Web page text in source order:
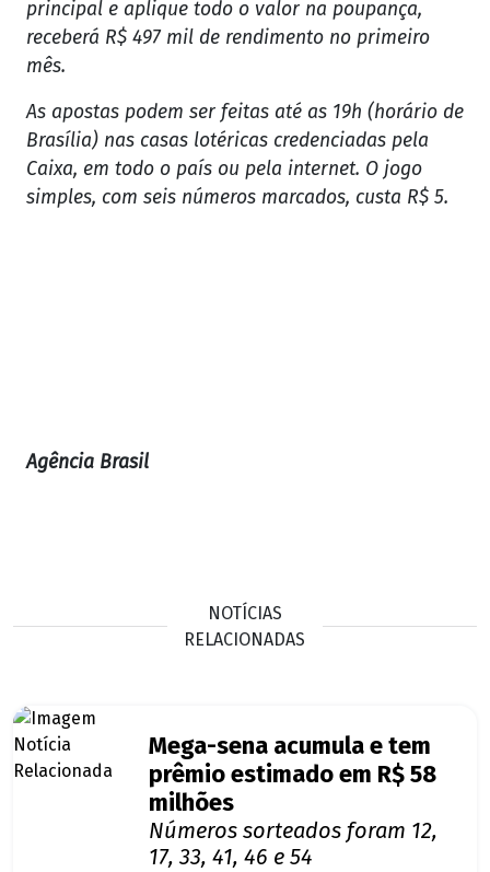
principal e aplique todo o valor na poupança,
receberá R$ 497 mil de rendimento no primeiro
mês.
As apostas podem ser feitas até as 19h (horário de
Brasília) nas casas lotéricas credenciadas pela
Caixa, em todo o país ou pela internet. O jogo
simples, com seis números marcados, custa R$ 5.
Agência Brasil
NOTÍCIAS
RELACIONADAS
Mega-sena acumula e tem
prêmio estimado em R$ 58
milhões
Números sorteados foram 12,
17, 33, 41, 46 e 54